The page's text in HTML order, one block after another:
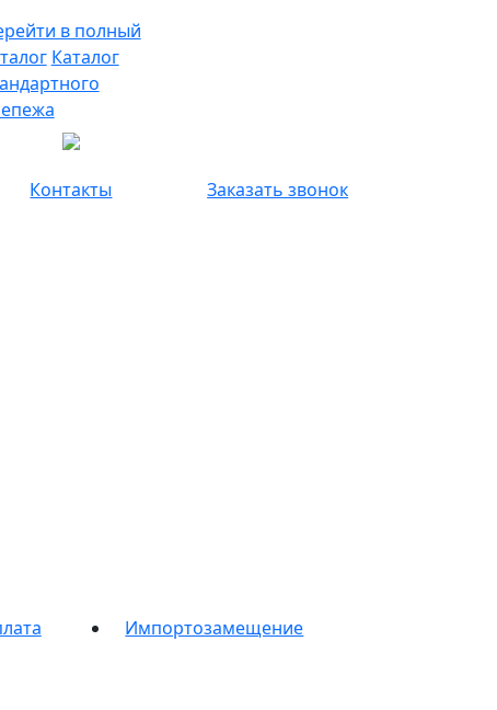
в полный
Каталог
Контакты Заказать звонок
Импортозамещение